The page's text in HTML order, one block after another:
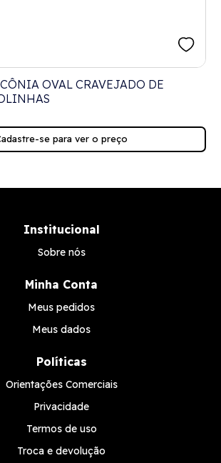
OVAL CRAVEJADO DE
se para ver o preço
Institucional
Sobre nós
Minha Conta
Meus pedidos
Meus dados
Políticas
Orientações Comerciais
Privacidade
Termos de uso
Troca e devolução